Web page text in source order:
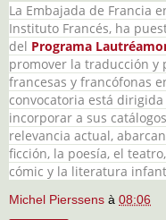
La Embajada de Francia
Instituto Francés, ha
del Programa
promover la traducción y
francesas y francófonas
convocatoria está
incorporar a sus
relevancia actual,
ficción, la poesía, el
cómic y la literatura
Michel Pierssens à 08:06